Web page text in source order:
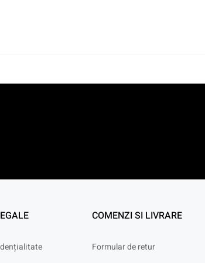
COMENZI SI LIVRARE
Formular de retur